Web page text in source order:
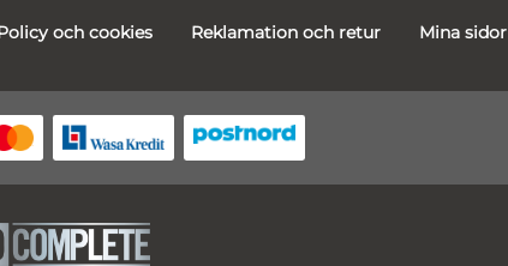
och cookies Reklamation och retur Mina sidor